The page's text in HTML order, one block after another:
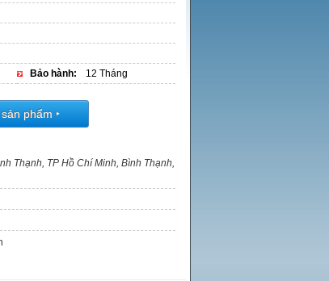
Bảo hành: 12 Tháng
phẩm ‣
Thạnh, TP Hồ Chí Minh, Bình Thạnh,